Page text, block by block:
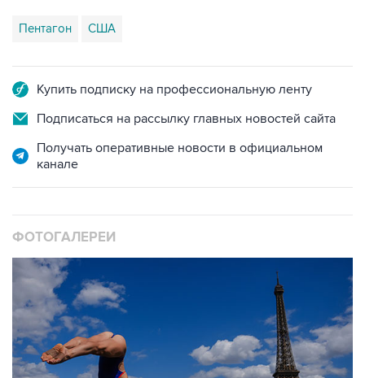
Пентагон США
Купить подписку на профессиональную ленту
Подписаться на рассылку главных новостей сайта
Получать оперативные новости в официальном
канале
ФОТОГАЛЕРЕИ